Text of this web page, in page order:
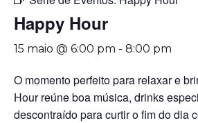
Happy Hour
15 maio @ 6:00 pm - 8:00 pm
O momento perfeito para relaxar e
Hour reúne boa música, drinks
descontraído para curtir o fim do dia